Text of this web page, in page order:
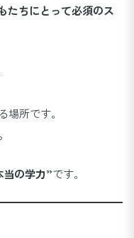
たちにとって必須のス
場所です。
当の学力”です。